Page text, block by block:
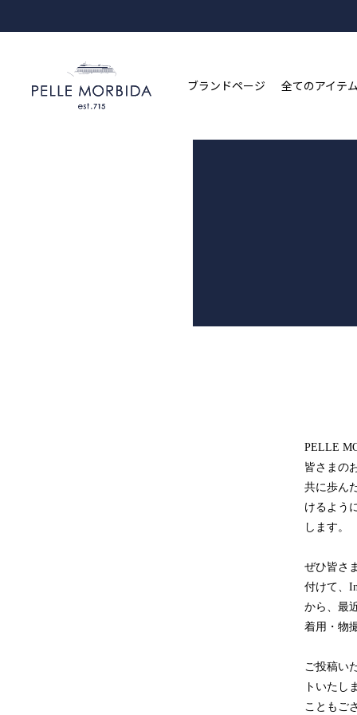
ブランドページ 全てのアイテ
PELLE
皆さまの
共に歩ん
けるよう
します。
ぜひ皆さ
付けて、
から、最
着用・物
ご投稿い
トいたし
こともご